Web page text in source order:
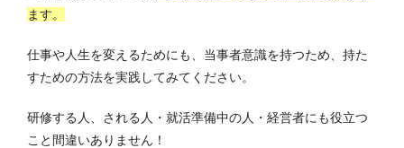
ます。
仕事や人生を変えるためにも、当事者意識を持つため、持た
すための方法を実践してみてください。
研修する人、される人・就活準備中の人・経営者にも役立つ
こと間違いありません！